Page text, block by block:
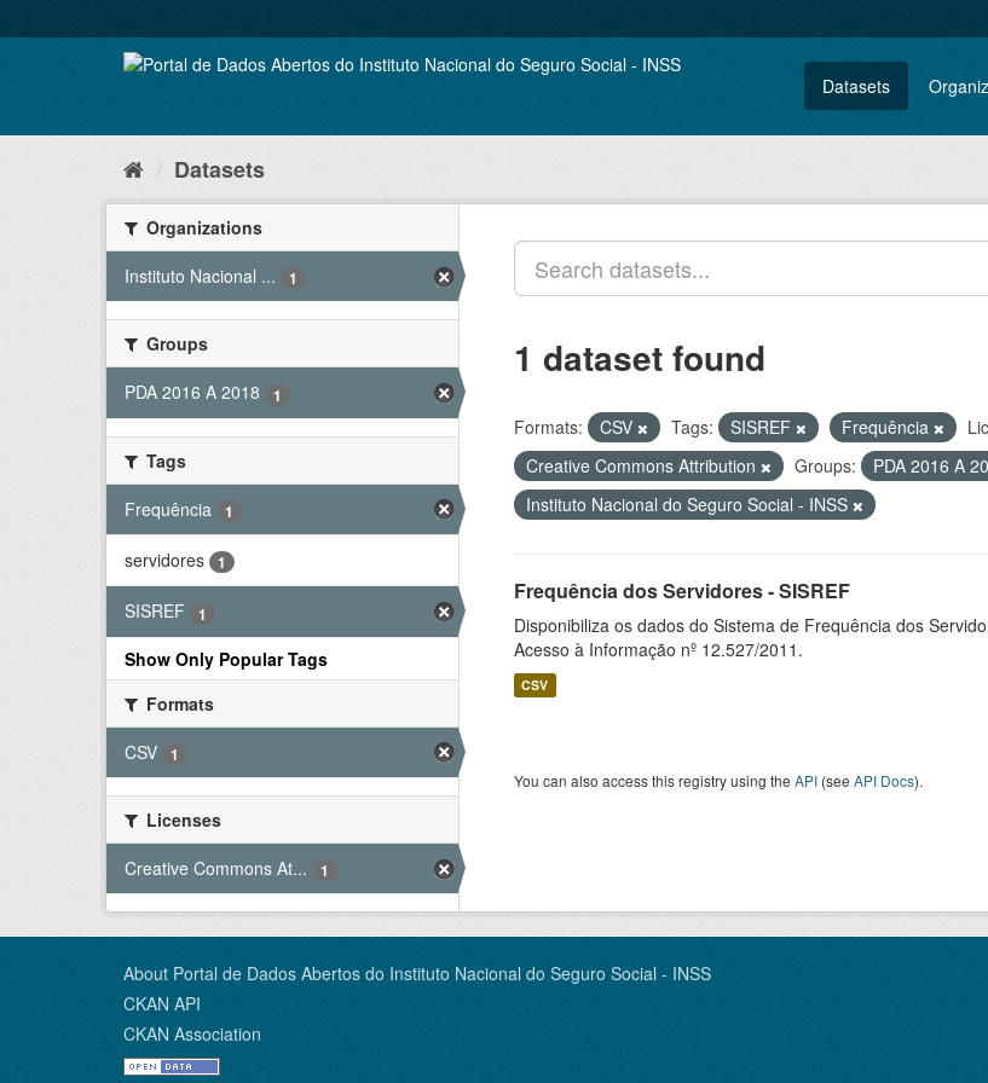
to
Datasets
Datasets
Organizations
Instituto Nacional ...
1
Groups
PDA 2016 A 2018
1
Tags
Frequência
1
servidores 1
SISREF 1
Show Only Popular Tags
Formats
CSV
1
Licenses
Creative Commons At...
1
1 dataset found
Formats: CSV Tags: SISREF Frequência
Creative Commons Attribution
Groups: PDA 2016 A
Instituto Nacional do Seguro Social - INSS
Frequência dos Servidores - SISREF
Disponibiliza os dados do Sistema de Frequência dos
Acesso à Informação nº 12.527/2011.
CSV
You can also access this registry using the API (see API Docs).
About Portal de Dados Abertos do Instituto Nacional do Seguro Social - INSS
CKAN API
CKAN Association